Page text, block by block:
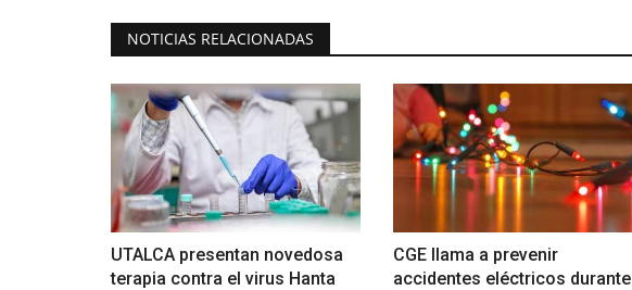
NOTICIAS RELACIONADAS
UTALCA presentan novedosa
terapia contra el virus Hanta
CGE llama a prevenir
accidentes eléctricos durante